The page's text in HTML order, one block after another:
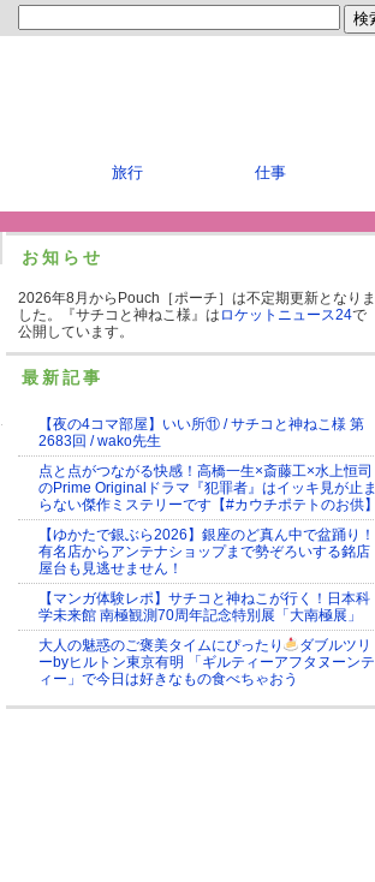
旅行 仕事
お知らせ
2026年8月からPouch［ポーチ］は不定期更新となりま
した。『サチコと神ねこ様』は ロケットニュース24で
公開しています。
最新記事
【夜の4コマ部屋】いい所⑪ / サチコと神ねこ様 第
2683回 / wako先生
点と点がつながる快感！高橋一生×斎藤工×水上恒司
のPrime Originalドラマ『犯罪者』はイッキ見が止ま
らない傑作ミステリーです【#カウチポテトのお供】
【ゆかたで銀ぶら2026】銀座のど真ん中で盆踊り！
有名店からアンテナショップまで勢ぞろいする銘店
屋台も見逃せません！
【マンガ体験レポ】サチコと神ねこが行く！日本科
学未来館 南極観測70周年記念特別展「大南極展」
大人の魅惑のご褒美タイムにぴったり
ダブルツリ
ーbyヒルトン東京有明 「ギルティーアフタヌーンテ
ィー」で今日は好きなもの食べちゃおう